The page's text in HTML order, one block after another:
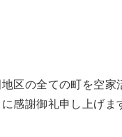
区の全ての町を空家
感謝御礼申し上げま